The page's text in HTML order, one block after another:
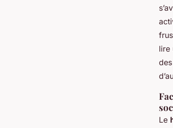
lire
Le